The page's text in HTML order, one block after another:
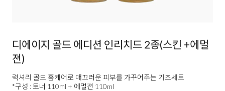
디에이지 골드 에디션 인리치드 2종(스킨 +에멀
젼)
럭셔리 골드 홈케어로 매끄러운 피부를 가꾸어주는 기초세트
*구성 : 토너 110ml + 에멀젼 110ml